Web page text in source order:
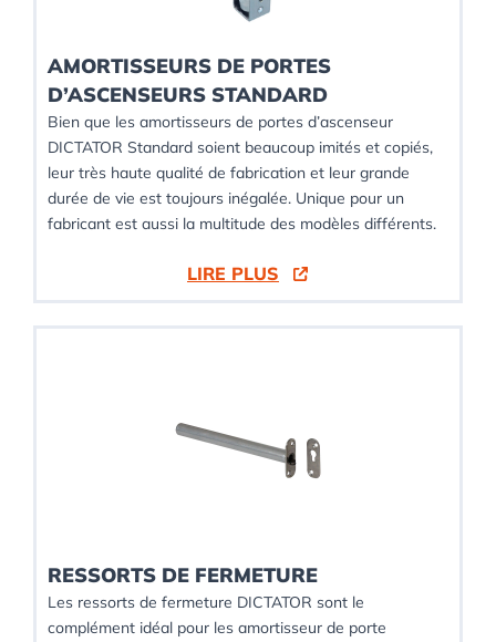
AMORTISSEURS DE PORTES
D’ASCENSEURS STANDARD
Bien que les amortisseurs de portes d’ascenseur
DICTATOR Standard soient beaucoup imités et copiés,
leur très haute qualité de fabrication et leur grande
durée de vie est toujours inégalée. Unique pour un
fabricant est aussi la multitude des modèles différents.
LIRE PLUS
RESSORTS DE FERMETURE
Les ressorts de fermeture DICTATOR sont le
complément idéal pour les amortisseur de porte